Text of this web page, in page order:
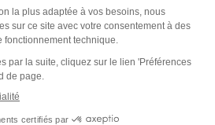
légales - Politique de confidentialité -
- Made with
Les règles de confidentialité